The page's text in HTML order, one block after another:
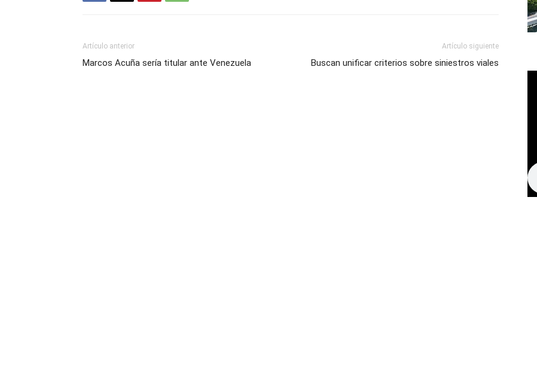
Artículo anterior
Marcos Acuña sería titular ante Venezuela
Artículo siguiente
Buscan unificar criterios sobre siniestros viales